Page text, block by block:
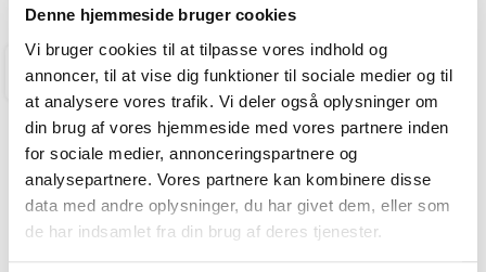
Denne hjemmeside bruger cookies
Vi bruger cookies til at tilpasse vores indhold og
annoncer, til at vise dig funktioner til sociale medier og til
at analysere vores trafik. Vi deler også oplysninger om
din brug af vores hjemmeside med vores partnere inden
for sociale medier, annonceringspartnere og
analysepartnere. Vores partnere kan kombinere disse
data med andre oplysninger, du har givet dem, eller som
de har indsamlet fra din brug af deres tjenester.
RINGKØBING